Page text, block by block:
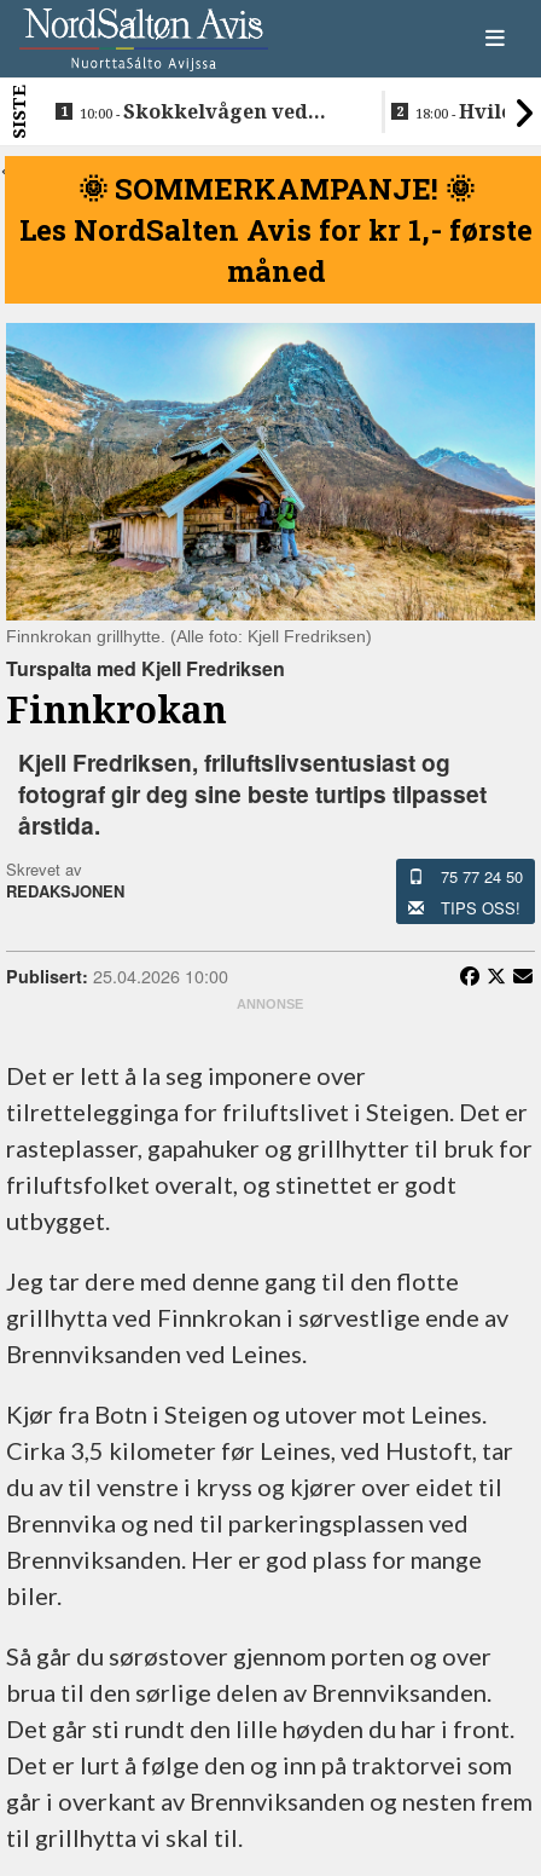
SISTE 10:00 -Skokkelvågen ved
18:00 -Hvile i
<
🌞 SOMMERKAMPANJE! 🌞
Les NordSalten Avis for kr 1,- første
måned
Finnkrokan grillhytte. (Alle foto: Kjell Fredriksen)
Turspalta med Kjell Fredriksen
Finnkrokan
Kjell Fredriksen, friluftslivsentusiast og
fotograf gir deg sine beste turtips tilpasset
årstida.
Skrevet av
REDAKSJONEN
75 77 24 50
TIPS OSS!
Publisert: 25.04.2026 10:00
Det er lett å la seg imponere over
tilrettelegginga for friluftslivet i Steigen. Det er
rasteplasser, gapahuker og grillhytter til bruk for
friluftsfolket overalt, og stinettet er godt
utbygget.
Jeg tar dere med denne gang til den flotte
grillhytta ved Finnkrokan i sørvestlige ende av
Brennviksanden ved Leines.
Kjør fra Botn i Steigen og utover mot Leines.
Cirka 3,5 kilometer før Leines, ved Hustoft, tar
du av til venstre i kryss og kjører over eidet til
Brennvika og ned til parkeringsplassen ved
Brennviksanden. Her er god plass for mange
biler.
Så går du sørøstover gjennom porten og over
brua til den sørlige delen av Brennviksanden.
Det går sti rundt den lille høyden du har i front.
Det er lurt å følge den og inn på traktorvei som
går i overkant av Brennviksanden og nesten frem
til grillhytta vi skal til.